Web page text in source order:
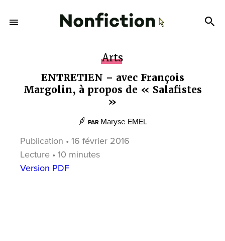
Arts
ENTRETIEN – avec François
Margolin, à propos de « Salafistes
»
PAR Maryse EMEL
Publication • 16 février 2016
Lecture • 10 minutes
Version PDF